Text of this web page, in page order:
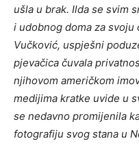
ušla u brak. Ilda se svim
i udobnog doma za
Vučković, uspješni
pjevačica čuvala
njihovom američkom
medijima kratke uvide u
se nedavno promijenila
fotografiju svog stana u